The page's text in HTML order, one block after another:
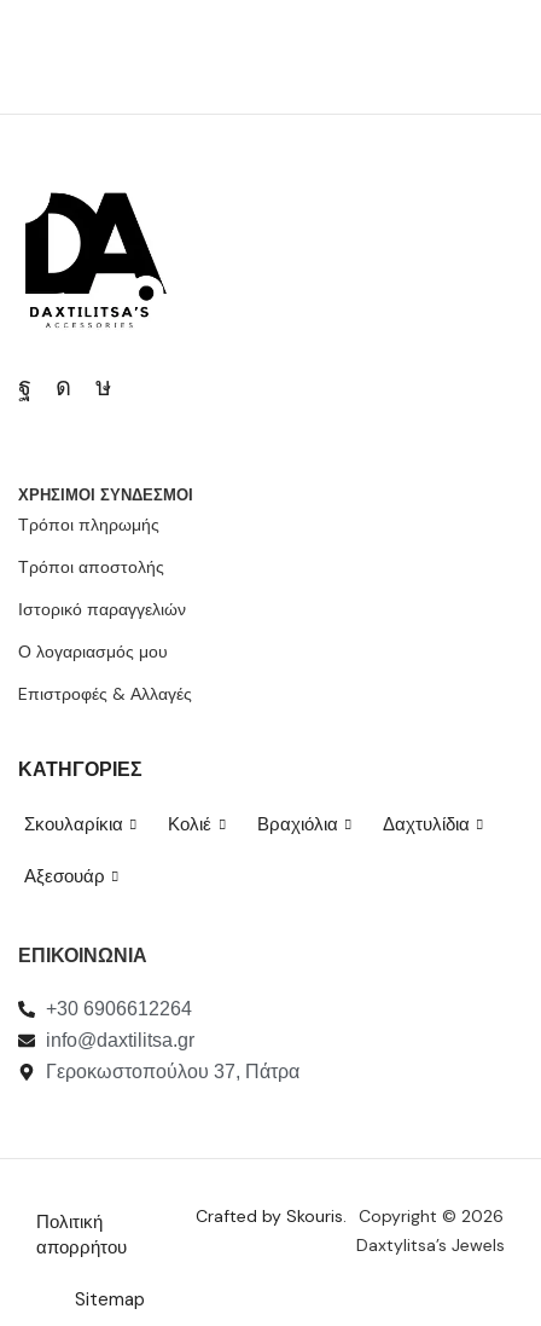
ΧΡΗΣΙΜΟΙ ΣΥΝΔΕΣΜΟΙ
Τρόποι πληρωμής
Τρόποι αποστολής
Ιστορικό παραγγελιών
Ο λογαριασμός μου
Eπιστροφές & Αλλαγές
ΚΑΤΗΓΟΡΙΕΣ
Σκουλαρίκια Κολιέ Βραχιόλια Δαχτυλίδια
Αξεσουάρ
ΕΠΙΚΟΙΝΩΝΙΑ
+30 6906612264
info@daxtilitsa.gr
Γεροκωστοπούλου 37, Πάτρα
Πολιτική
απορρήτου
Sitemap
Crafted by Skouris.
Copyright © 2026
Daxtylitsa’s Jewels